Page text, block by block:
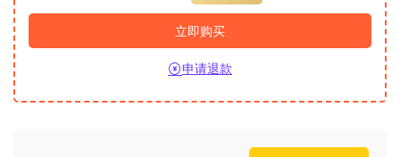
立即购买
申请退款